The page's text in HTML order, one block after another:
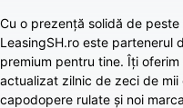
Cu o prezență solidă de
LeasingSH.ro este partenerul
premium pentru tine. Îți
actualizat zilnic de zeci de
capodopere rulate și noi